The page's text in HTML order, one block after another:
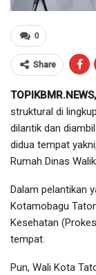
0
Share
struktural di
dilantik dan
didua tempat
Rumah Dinas
Dalam pelantikan
Kotamobagu
Kesehatan
tempat.
Pun, Wali Kota